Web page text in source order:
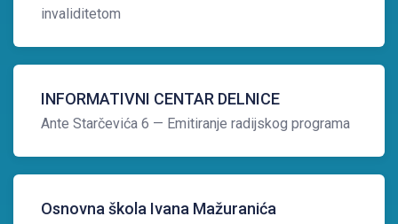
invaliditetom
INFORMATIVNI CENTAR DELNICE
Ante Starčevića 6 — Emitiranje radijskog programa
Osnovna škola Ivana Mažuranića